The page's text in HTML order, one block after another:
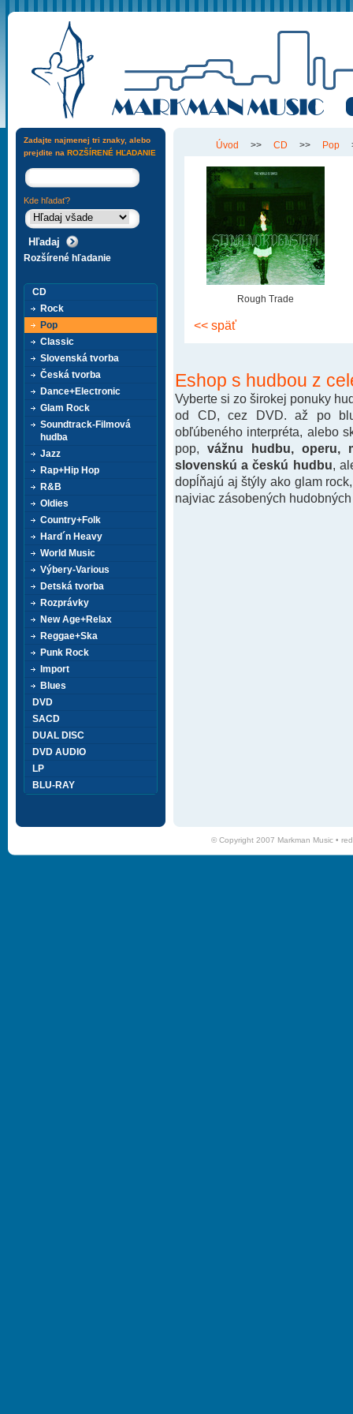
Úvod >> CD >> Pop
Rough Trade
<< späť
Eshop s hudbou z
Vyberte si zo širokej ponuky
od CD, cez DVD. až po
obľúbeného interpréta, alebo
pop, vážnu hudbu, operu,
slovenskú a českú hudbu ,
dopĺňajú aj štýly ako glam
najviac zásobených
Zadajte najmenej tri znaky, alebo
prejdite na ROZŠÍRENÉ HĽADANIE
Kde hľadať?
Rozšírené hľadanie
CD
Rock
Pop
Classic
Slovenská tvorba
Česká tvorba
Dance+Electronic
Glam Rock
Soundtrack-Filmová
hudba
Jazz
Rap+Hip Hop
R&B
Oldies
Country+Folk
Hard´n Heavy
World Music
Výbery-Various
Detská tvorba
Rozprávky
New Age+Relax
Reggae+Ska
Punk Rock
Import
Blues
DVD
SACD
DUAL DISC
DVD AUDIO
LP
BLU-RAY
© Copyright 2007 Markman Music •